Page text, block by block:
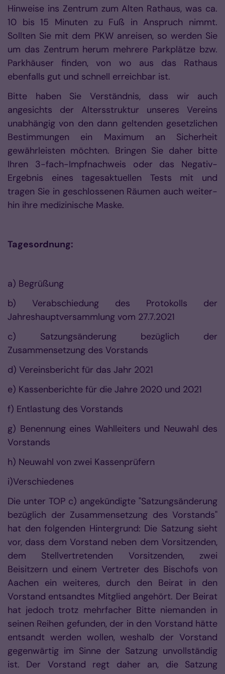
Hinweise ins Zentrum zum Alten Rathaus, was ca.
10 bis 15 Minuten zu Fuß in Anspruch nimmt.
Sollten Sie mit dem PKW anreisen, so werden Sie
um das Zentrum herum mehrere Parkplätze bzw.
Parkhäuser finden, von wo aus das Rathaus
ebenfalls gut und schnell erreichbar ist.
Bitte haben Sie Verständnis, dass wir auch
angesichts der Altersstruktur unseres Vereins
unabhängig von den dann geltenden gesetzlichen
Bestimmungen ein Maximum an Sicherheit
gewährleisten möchten. Bringen Sie daher bitte
Ihren 3-fach-Impfnachweis oder das Negativ-
Ergebnis eines tagesaktuellen Tests mit und
tragen Sie in geschlossenen Räumen auch weiter­
hin ihre medizinische Maske.
Tagesordnung:
a) Begrüßung
b) Verabschiedung des Protokolls der
Jahreshauptversammlung vom 27.7.2021
c) Satzungsänderung bezüglich der
Zusammensetzung des Vorstands
d) Vereinsbericht für das Jahr 2021
e) Kassenberichte für die Jahre 2020 und 2021
f) Entlastung des Vorstands
g) Benennung eines Wahlleiters und Neuwahl des
Vorstands
h) Neuwahl von zwei Kassenprüfern
i)Verschiedenes
Die unter TOP c) angekündigte "Satzungsänderung
bezüglich der Zusammensetzung des Vorstands"
hat den folgenden Hintergrund: Die Satzung sieht
vor, dass dem Vorstand neben dem Vorsitzenden,
dem Stellvertretenden Vorsitzenden, zwei
Beisitzern und einem Vertreter des Bischofs von
Aachen ein weiteres, durch den Beirat in den
Vorstand entsandtes Mitglied angehört. Der Beirat
hat jedoch trotz mehrfacher Bitte niemanden in
seinen Reihen gefunden, der in den Vorstand hätte
entsandt werden wollen, weshalb der Vorstand
gegenwärtig im Sinne der Satzung unvollständig
ist. Der Vorstand regt daher an, die Satzung